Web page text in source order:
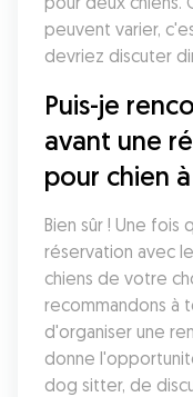
peuvent varier,
Puis-je
avant une
pour chien
Bien sûr ! Une
réservation avec
chiens de votre
recommandons à
d'organiser une
donne
dog sitter, de